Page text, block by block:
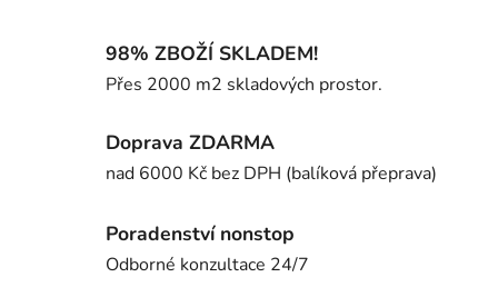
98% ZBOŽÍ SKLADEM!
Přes 2000 m2 skladových prostor.
Doprava ZDARMA
nad 6000 Kč bez DPH (balíková přeprava)
Poradenství nonstop
Odborné konzultace 24/7